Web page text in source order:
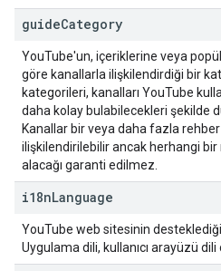
guideCategory
YouTube'un, içeriklerine veya
göre kanallarla ilişkilendirdiği bir
kategorileri, kanalları YouTube
daha kolay bulabilecekleri şekilde
Kanallar bir veya daha fazla
ilişkilendirilebilir ancak herhangi
alacağı garanti edilmez.
i18nLanguage
YouTube web sitesinin
Uygulama dili, kullanıcı arayüzü dili